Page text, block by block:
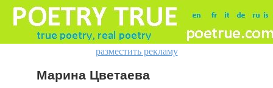
разместить рекламу
Марина Цветаева